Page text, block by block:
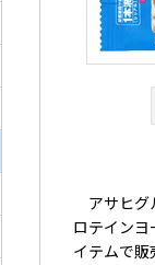
アサヒグ
ロテイン
イテムで販